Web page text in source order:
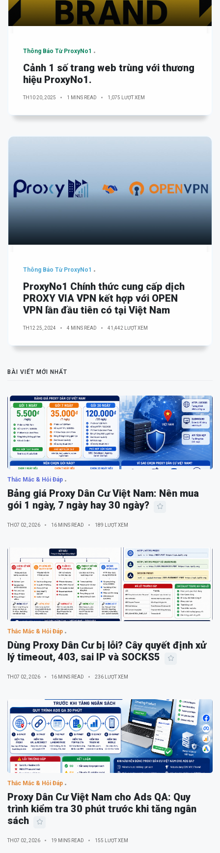
Thông Báo Từ ProxyNo1
Cảnh 1 số trang web trùng với thương
hiệu ProxyNo1.
TH10 20, 2025 1 MINS READ 1,075 LƯỢT XEM
Thông Báo Từ ProxyNo1
ProxyNo1 Chính thức cung cấp dịch
PROXY VIA VPN kết hợp với OPEN
VPN lần đầu tiên có tại Việt Nam
TH12 25, 2024 4 MINS READ 41,442 LƯỢT XEM
BÀI VIẾT MỚI NHẤT
Thắc Mắc & Hỏi Đáp
Bảng giá Proxy Dân Cư Việt Nam: Nên mua
gói 1 ngày, 7 ngày hay 30 ngày?
TH07 02, 2026 16 MINS READ 189 LƯỢT XEM
Thắc Mắc & Hỏi Đáp
Dùng Proxy Dân Cư bị lỗi? Cây quyết định xử
lý timeout, 403, sai IP và SOCKS5
TH07 02, 2026 16 MINS READ 236 LƯỢT XEM
Thắc Mắc & Hỏi Đáp
Proxy Dân Cư Việt Nam cho Ads QA: Quy
trình kiểm tra 30 phút trước khi tăng ngân
sách
TH07 02, 2026 19 MINS READ 155 LƯỢT XEM